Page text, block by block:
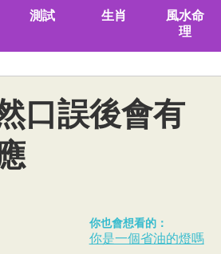
測試 生肖
風水命
理
口誤後會有
你也會想看的：
你是一個省油的燈嗎